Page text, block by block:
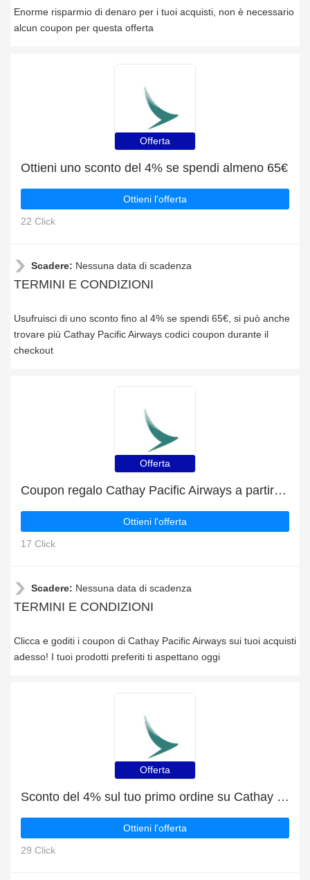
Enorme risparmio di denaro per i tuoi acquisti, non è necessario
alcun coupon per questa offerta
Offerta
Ottieni uno sconto del 4% se spendi almeno 65€
Ottieni l'offerta
22 Click
Scadere: Nessuna data di scadenza
TERMINI E CONDIZIONI
Usufruisci di uno sconto fino al 4% se spendi 65€, si può anche
trovare più Cathay Pacific Airways codici coupon durante il
checkout
Offerta
Coupon regalo Cathay Pacific Airways a partire da 4€
Ottieni l'offerta
17 Click
Scadere: Nessuna data di scadenza
TERMINI E CONDIZIONI
Clicca e goditi i coupon di Cathay Pacific Airways sui tuoi acquisti
adesso! I tuoi prodotti preferiti ti aspettano oggi
Offerta
Sconto del 4% sul tuo primo ordine su Cathay Pacific Airways
Ottieni l'offerta
29 Click